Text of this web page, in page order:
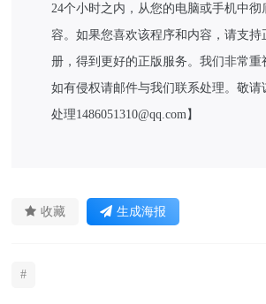
24个小时之内，从您的电脑或手机中彻
容。如果您喜欢该程序和内容，请支持
册，得到更好的正版服务。我们非常重
如有侵权请邮件与我们联系处理。敬请
处理1486051310@qq.com】
收藏 生成海报
#